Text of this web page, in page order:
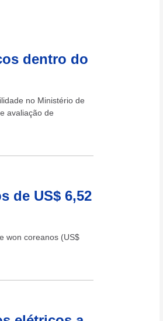
dentro do
no Ministério de
avaliação de
de US$ 6,52
won coreanos (US$